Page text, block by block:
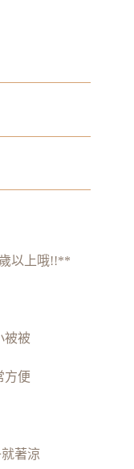
以上哦!!**
被被
方便
著涼